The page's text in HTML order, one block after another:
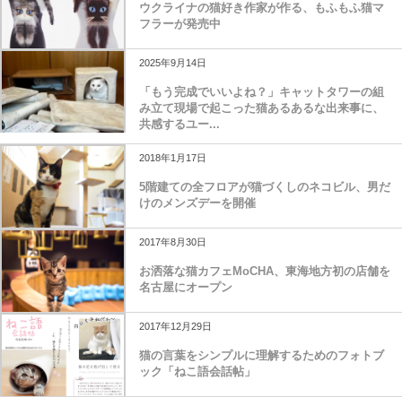
ウクライナの猫好き作家が作る、もふもふ猫マ
フラーが発売中
2025年9月14日
「もう完成でいいよね？」キャットタワーの組
み立て現場で起こった猫あるあるな出来事に、
共感するユー...
2018年1月17日
5階建ての全フロアが猫づくしのネコビル、男だ
けのメンズデーを開催
2017年8月30日
お洒落な猫カフェMoCHA、東海地方初の店舗を
名古屋にオープン
2017年12月29日
猫の言葉をシンプルに理解するためのフォトブ
ック「ねこ語会話帖」